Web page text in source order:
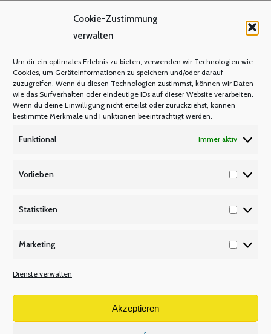
Cookie-Zustimmung
verwalten
Um dir ein optimales Erlebnis zu bieten, verwenden wir Technologien wie
Cookies, um Geräteinformationen zu speichern und/oder darauf
zuzugreifen. Wenn du diesen Technologien zustimmst, können wir Daten
wie das Surfverhalten oder eindeutige IDs auf dieser Website verarbeiten.
Wenn du deine Einwilligung nicht erteilst oder zurückziehst, können
bestimmte Merkmale und Funktionen beeinträchtigt werden.
Funktional Immer aktiv
Vorlieben
Statistiken
Marketing
Dienste verwalten
Akzeptieren
Mastercard
Warum Mitglied werden?
Mitgliedsbeitrag
Mitglied werden
Tarifbeschäftigte
V W X